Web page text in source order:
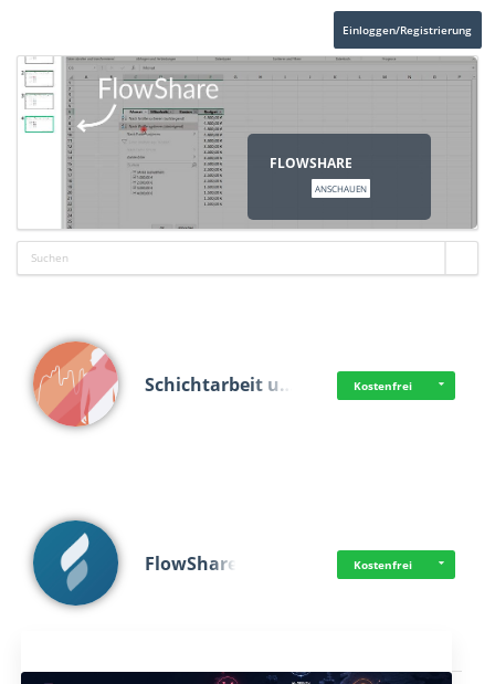
Einloggen/Registrierung
FLOWSHARE
ANSCHAUEN
Schichtarbeit u… Kostenfrei
FlowShare Kostenfrei